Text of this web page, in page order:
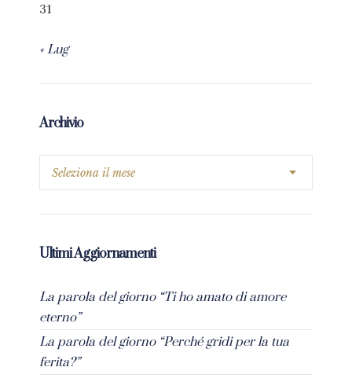
31
« Lug
Archivio
Ultimi Aggiornamenti
La parola del giorno “Ti ho amato di amore
eterno”
La parola del giorno “Perché gridi per la tua
ferita?”